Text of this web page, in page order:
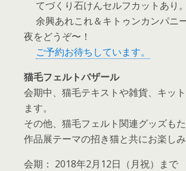
てづくり石けんセルフカットあり。
余興あれこれ＆キトゥンカンパニ
夜をどうぞ〜！
ご予約お待ちしています。
猫毛フェルトバザール
会期中、猫毛テキストや雑貨、キッ
ます。
その他、猫毛フェルト関連グッズも
作品展テーマの招き猫と共にお楽し
会期： 2018年2月12日（月祝）まで